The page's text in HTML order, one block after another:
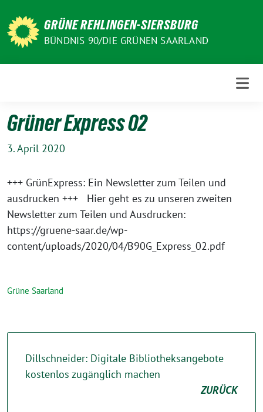
zum
Inhalt
GRÜNE REHLINGEN-SIERSBURG
BÜNDNIS 90/DIE GRÜNEN SAARLAND
Grüner Express 02
3. April 2020
+++ GrünExpress: Ein Newsletter zum Teilen und
ausdrucken +++ Hier geht es zu unseren zweiten
Newsletter zum Teilen und Ausdrucken:
https://gruene-saar.de/wp-
content/uploads/2020/04/B90G_Express_02.pdf
Grüne Saarland
Dillschneider: Digitale Bibliotheksangebote
kostenlos zugänglich machen
ZURÜCK